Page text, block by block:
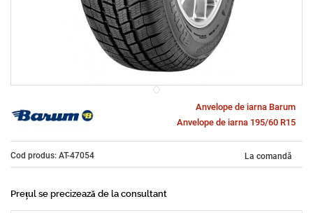
Anvelope de iarna Barum
Anvelope de iarna 195/60 R15
Cod produs: AT-47054 La comandă
Prețul se precizează de la consultant